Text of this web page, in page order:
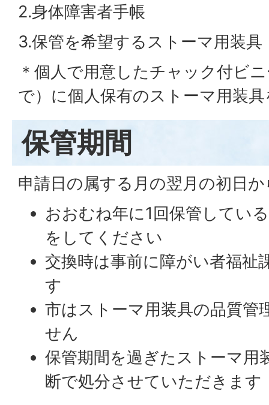
2.身体障害者手帳
3.保管を希望するストーマ用装
＊個人で用意したチャック付ビ
で）に個人保有のストーマ用装
保管期間
申請日の属する月の翌月の初日
おおむね年に1回保管してい
をしてください
交換時は事前に障がい者福祉
す
市はストーマ用装具の品質管
せん
保管期間を過ぎたストーマ用
断で処分させていただきます